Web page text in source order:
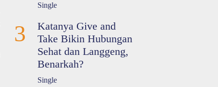
Single
3
Katanya Give and
Take Bikin Hubungan
Sehat dan Langgeng,
Benarkah?
Single